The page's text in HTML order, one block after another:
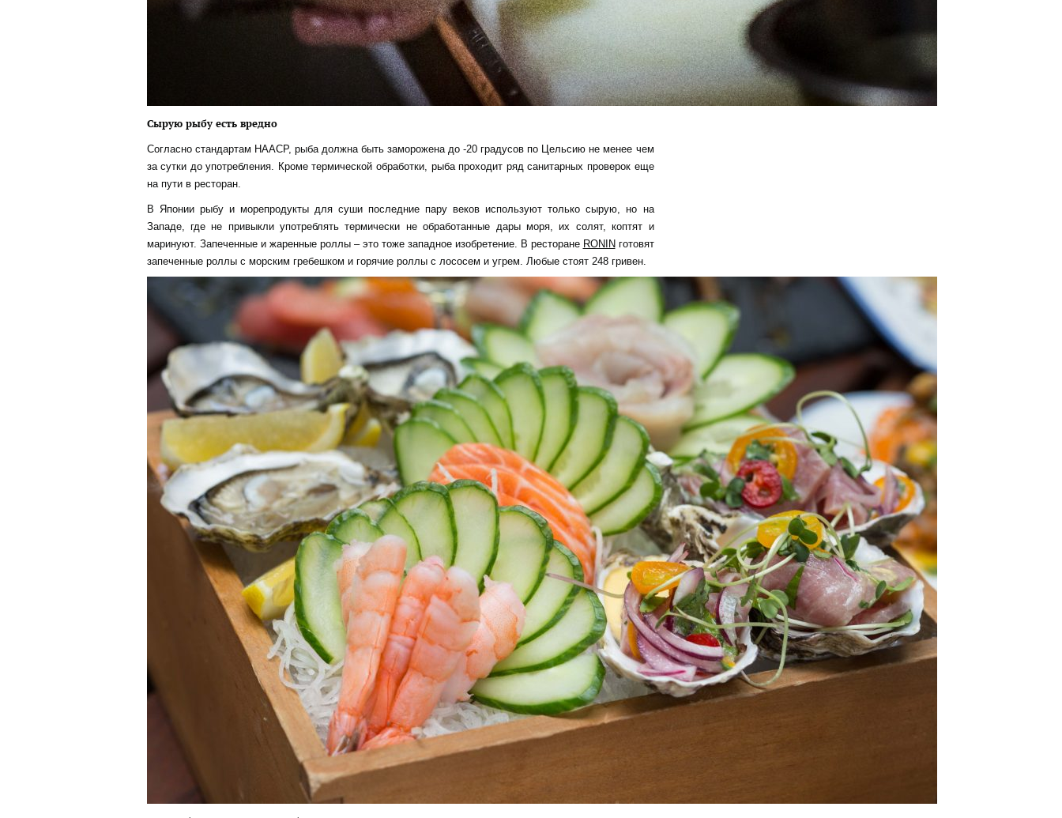
Сырую рыбу есть вредно
Согласно стандартам HAACP, рыба должна быть заморожена до -20 градусов по Цельсию не менее чем
за сутки до употребления. Кроме термической обработки, рыба проходит ряд санитарных проверок еще
на пути в ресторан.
В Японии рыбу и морепродукты для суши последние пару веков используют только сырую, но на
Западе, где не привыкли употреблять термически не обработанные дары моря, их солят, коптят и
маринуют. Запеченные и жаренные роллы – это тоже западное изобретение. В ресторане RONIN готовят
запеченные роллы с морским гребешком и горячие роллы с лососем и угрем. Любые стоят 248 гривен.